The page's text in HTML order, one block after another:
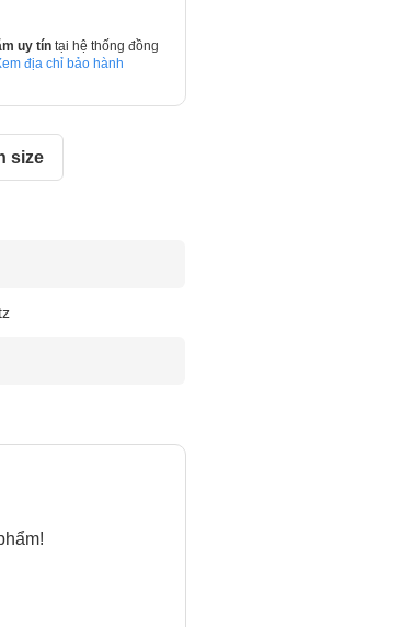
uy tín tại hệ thống đồng
địa chỉ bảo hành
size